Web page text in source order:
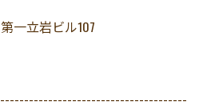
一立岩ビル107